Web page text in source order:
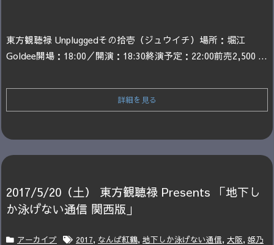
東方観聴禄 Unpluggedその拾壱（ジュウイチ） 場所：堀江
Goldee開場：18:00／開演：18:30終演予定：22:00前売2,500 ...
詳細を見る
2017/5/20（土）​ 東方観聴禄 Presents 「地下し
か泳げない通信 関西版」
アーカイブ 2017, なんば紅鶴, 地下しか泳げない通信, 大阪, 姫乃